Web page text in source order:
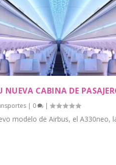
NUEVA CABINA DE
| 0 |
modelo de Airbus, el A330neo,